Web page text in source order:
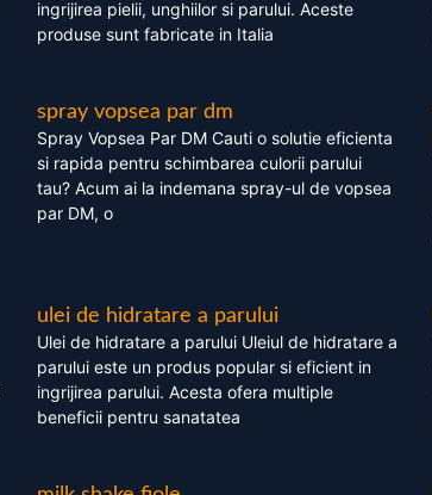
ingrijirea pielii, unghiilor si parului. Aceste
produse sunt fabricate in Italia
spray vopsea par dm
Spray Vopsea Par DM Cauti o solutie eficienta
si rapida pentru schimbarea culorii parului
tau? Acum ai la indemana spray-ul de vopsea
par DM, o
ulei de hidratare a parului
Ulei de hidratare a parului Uleiul de hidratare a
parului este un produs popular si eficient in
ingrijirea parului. Acesta ofera multiple
beneficii pentru sanatatea